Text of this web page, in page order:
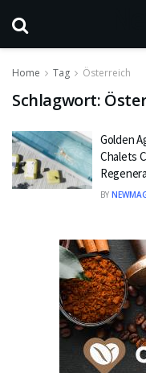
Home Tag Österreich
Schlagwort:
Golden
Chalets
BY